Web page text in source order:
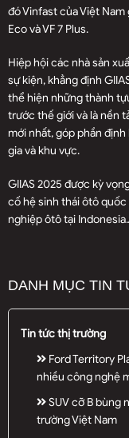
đó Vinfast của Việt Nam
Eco và VF 7 Plus.
Hiệp hội các nhà sản
sự kiện, khẳng định
thể hiện những thành
trước thế giới và là nền
mới nhất, góp phần
gia và khu vực.
GIIAS 2025 được kỳ
cố hệ sinh thái ôtô
nghiệp ôtô tại
DANH MỤC TIN
Tin tức thị trường
Ford Territory
nhiều công nghệ
SUV cỡ B bùng
trường Việt Nam